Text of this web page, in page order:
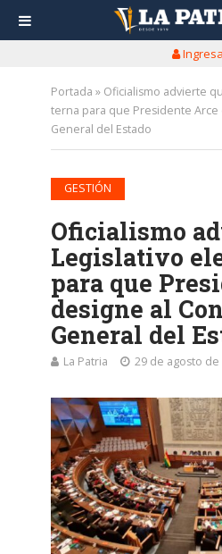
Portada » Oficialismo advierte
terna para que Presidente
General del Estado
GESTIÓN
Oficialismo
Legislativo
para que
designe al
General del
La Patria 29 de agosto de